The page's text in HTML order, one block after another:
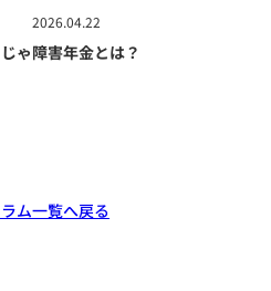
ゃ
2026.04.22
障害年金とは？
ム一覧へ戻る